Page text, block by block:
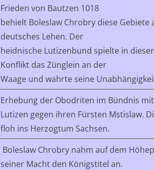
Frieden von Bautzen 1018
behielt Boleslaw Chrobry diese Gebiete
deutsches Lehen. Der
heidnische Lutizenbund spielte in
Konflikt das Zünglein an der
Waage und wahrte seine
Erhebung der Obodriten im Bündnis
Lutizen gegen ihren Fürsten Mstislaw.
floh ins Herzogtum Sachsen.
Boleslaw Chrobry nahm auf dem
seiner Macht den Königstitel an.